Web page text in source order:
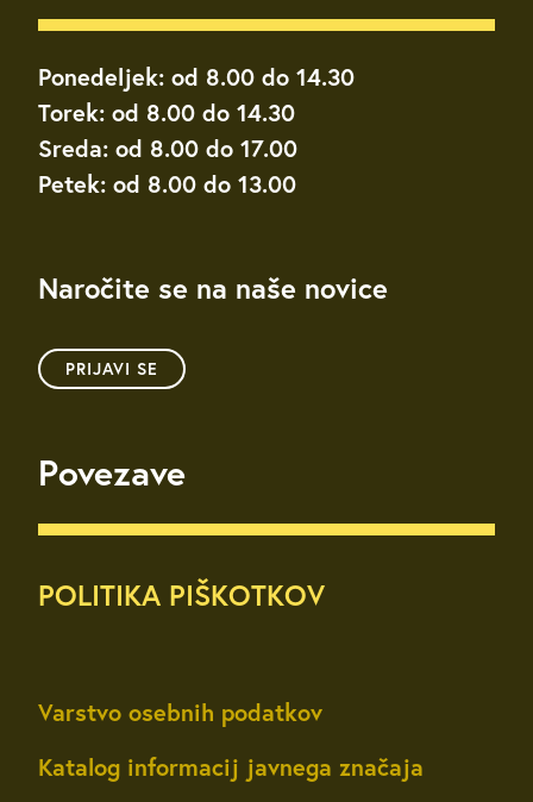
Ponedeljek: od 8.00 do 14.30
Torek: od 8.00 do 14.30
Sreda: od 8.00 do 17.00
Petek: od 8.00 do 13.00
Naročite se na naše novice
PRIJAVI SE
Povezave
POLITIKA PIŠKOTKOV
Varstvo osebnih podatkov
Katalog informacij javnega značaja